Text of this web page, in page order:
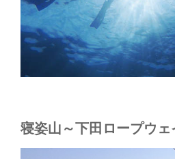
寝姿山～下田ロープウェ